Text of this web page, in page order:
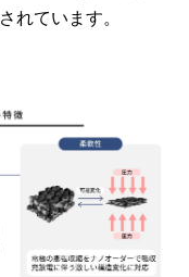
されています。